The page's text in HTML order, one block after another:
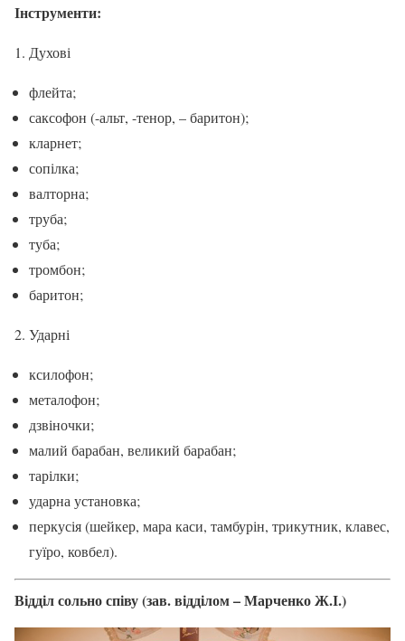
Інструменти:
1. Духові
флейта;
саксофон (-альт, -тенор, – баритон);
кларнет;
сопілка;
валторна;
труба;
туба;
тромбон;
баритон;
2. Ударні
ксилофон;
металофон;
дзвіночки;
малий барабан, великий барабан;
тарілки;
ударна установка;
перкусія (шейкер, мара каси, тамбурін, трикутник, клавес,
гуїро, ковбел).
Відділ сольно співу (зав. відділом – Марченко Ж.І.)